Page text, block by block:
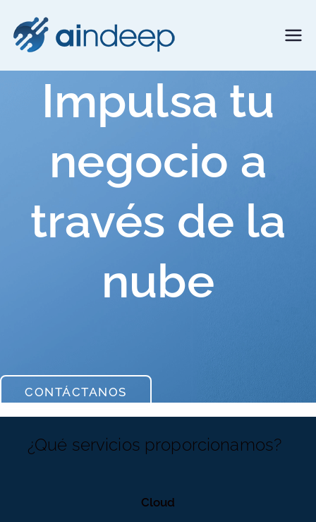
contenido
Impulsa tu
negocio a
través de la
nube
CONTÁCTANOS
¿Qué servicios proporcionamos?
Cloud